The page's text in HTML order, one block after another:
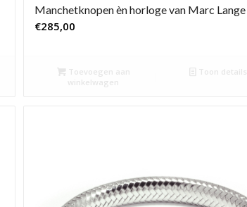
Manchetknopen èn horloge van Marc Lange
€285,00
Toevoegen aan
winkelwagen
Toon details